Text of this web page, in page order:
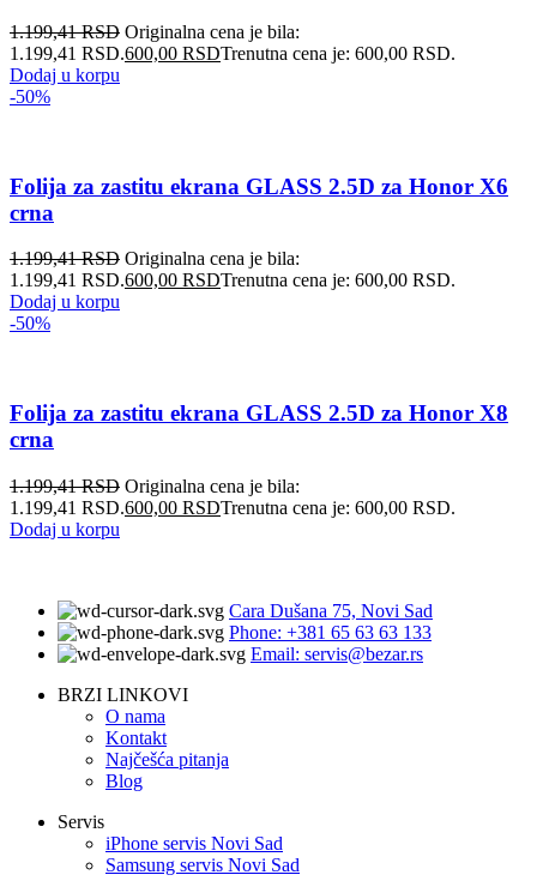
1.199,41RSD Originalna cena je bila:
1.199,41 RSD.600,00 RSDTrenutna cena je: 600,00 RSD.
Dodaj u korpu
-50%
Folija za zastitu ekrana GLASS 2.5D za Honor X6
crna
1.199,41RSD Originalna cena je bila:
1.199,41 RSD.600,00 RSDTrenutna cena je: 600,00 RSD.
Dodaj u korpu
-50%
Folija za zastitu ekrana GLASS 2.5D za Honor X8
crna
1.199,41RSD Originalna cena je bila:
1.199,41 RSD.600,00 RSDTrenutna cena je: 600,00 RSD.
Dodaj u korpu
Cara Dušana 75, Novi Sad
Phone: +381 65 63 63 133
Email: servis@bezar.rs
BRZI LINKOVI
O nama
Kontakt
Najčešća pitanja
Blog
Servis
iPhone servis Novi Sad
Samsung servis Novi Sad